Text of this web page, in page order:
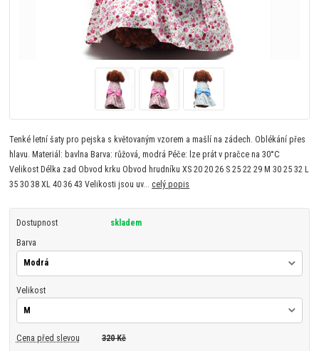
Tenké letní šaty pro pejska s květovaným vzorem a mašlí na zádech. Oblékání přes
hlavu. Materiál: bavlna Barva: růžová, modrá Péče: lze prát v pračce na 30°C
Velikost Délka zad Obvod krku Obvod hrudníku XS 20 20 26 S 25 22 29 M 30 25 32 L
35 30 38 XL 40 36 43 Velikosti jsou uv...celý popis
Dostupnost skladem
Barva
Velikost
Cena před slevou 320 Kč